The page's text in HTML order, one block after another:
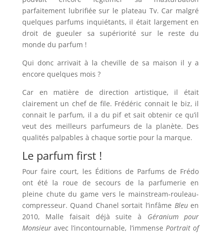
parfaitement lubrifiée sur le plateau Tv. Car malgré
quelques parfums inquiétants, il était largement en
droit de gueuler sa supériorité sur le reste du
monde du parfum !
Qui donc arrivait à la cheville de sa maison il y a
encore quelques mois ?
Car en matière de direction artistique, il était
clairement un chef de file. Frédéric connait le biz, il
connait le parfum, il a du pif et sait obtenir ce qu’il
veut des meilleurs parfumeurs de la planète. Des
qualités palpables à chaque sortie pour la marque.
Le parfum first !
Pour faire court, les Éditions de Parfums de Frédo
ont été la roue de secours de la parfumerie en
pleine chute du game vers le mainstream-rouleau-
compresseur. Quand Chanel sortait l’infâme Bleuen
2010, Malle faisait déjà suite à Géranium pour
Monsieuravec l’incontournable, l’immense Portrait of